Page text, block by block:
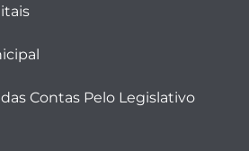
Contas Pelo Legislativo